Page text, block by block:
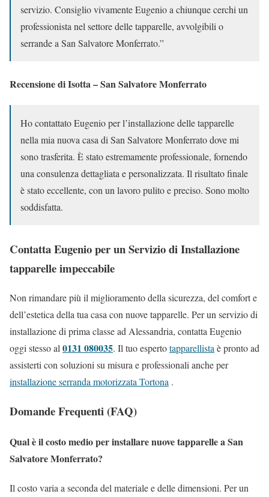
servizio. Consiglio vivamente Eugenio a chiunque cerchi un
professionista nel settore delle tapparelle, avvolgibili o
serrande a San Salvatore Monferrato.”
Recensione di Isotta – San Salvatore Monferrato
Ho contattato Eugenio per l’installazione delle tapparelle
nella mia nuova casa di San Salvatore Monferrato dove mi
sono trasferita. È stato estremamente professionale, fornendo
una consulenza dettagliata e personalizzata. Il risultato finale
è stato eccellente, con un lavoro pulito e preciso. Sono molto
soddisfatta.
Contatta Eugenio per un Servizio di Installazione
tapparelle impeccabile
Non rimandare più il miglioramento della sicurezza, del comfort e
dell’estetica della tua casa con nuove tapparelle. Per un servizio di
installazione di prima classe ad Alessandria, contatta Eugenio
oggi stesso al 0131 080035. Il tuo espertotapparellista è pronto ad
assisterti con soluzioni su misura e professionali anche per
installazione serranda motorizzata Tortona .
Domande Frequenti (FAQ)
Qual è il costo medio per installare nuove tapparelle a San
Salvatore Monferrato?
Il costo varia a seconda del materiale e delle dimensioni. Per un